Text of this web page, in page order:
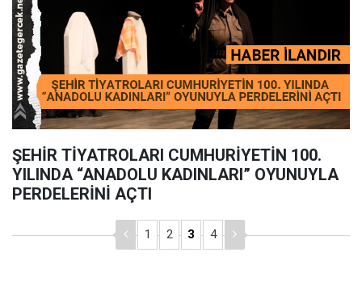
ŞEHİR TİYATROLARI CUMHURİYETİN 100.
YILINDA “ANADOLU KADINLARI” OYUNUYLA
PERDELERİNİ AÇTI
1 2 3 4